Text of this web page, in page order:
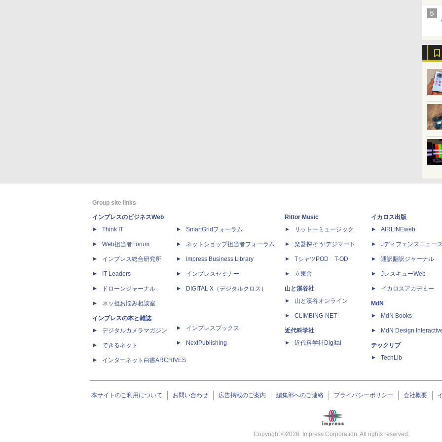
Group site links
インプレスのビジネスWeb
Think IT
Web担当者Forum
インプレス総合研究所
IT Leaders
ドローンジャーナル
ネッ担お悩み相談室
インプレスの本と雑誌
デジタルカメラマガジン
できるネット
インターネット白書ARCHIVES
SmartGridフォーラム
ネットショップ担当者フォーラム
Impress Business Library
インプレスセミナー
DIGITAL X（デジタルクロス）
インプレスブックス
NextPublishing
Rittor Music
リットーミュージック
楽器探そう!デジマート
TシャツPOD T-OD
立東舎
山と溪谷社
山と溪谷オンライン
CLIMBING-NET
近代科学社
近代科学社Digital
イカロス出版
AIRLINEweb
Jディフェンスニュー
通訳翻訳ジャーナル
JレスキューWeb
イカロスアカデミー
MdN
MdN Books
MdN Design
テックリブ
TechLib
本サイトのご利用について お問い合わせ 広告掲載のご案内 編集部へのご連絡 プライバシーポリシー 会社概要
Copyright ©2026 Impress Corporation. All rights reserved.